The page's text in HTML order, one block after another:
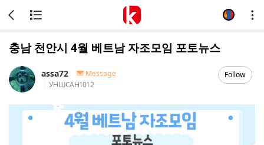
충남 천안시 4월 베트남 자조모임 포토뉴스
assa72
Message
УНШСАН1012
Follow